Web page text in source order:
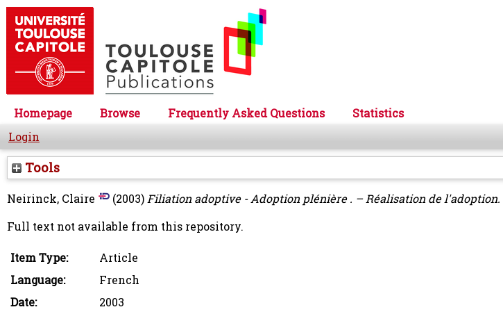
Homepage Browse Frequently Asked Questions
Statistics
Login
Tools
Neirinck, Claire (2003)Filiation adoptive - Adoption plénière . – Réalisation de l'adoption.
Full text not available from this repository.
Item Type:
Article
Language:
French
Date:
2003